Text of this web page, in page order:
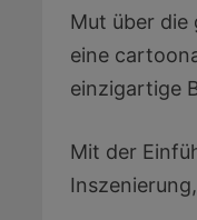
Mut über die
eine
einzigartige
Mit der